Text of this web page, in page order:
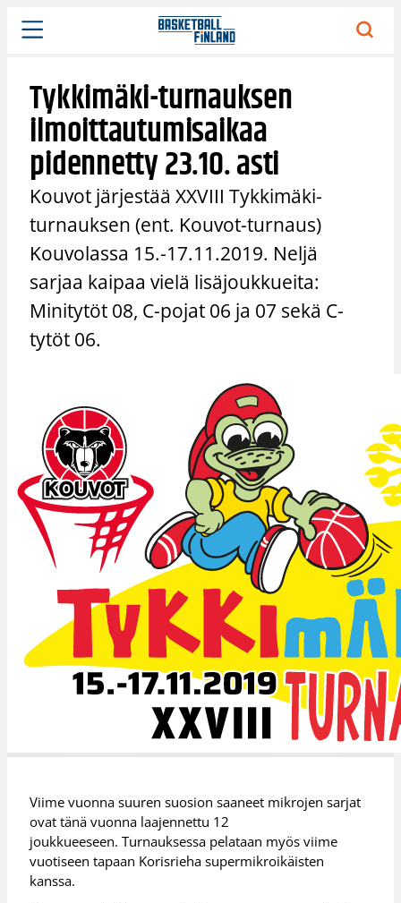
Siirry
sisältöön
Tykkimäki-turnauksen
ilmoittautumisaikaa
pidennetty 23.10. asti
Kouvot järjestää XXVIII Tykkimäki-
turnauksen (ent. Kouvot-turnaus)
Kouvolassa 15.-17.11.2019. Neljä
sarjaa kaipaa vielä lisäjoukkueita:
Minitytöt 08, C-pojat 06 ja 07 sekä C-
tytöt 06.
Viime vuonna suuren suosion saaneet mikrojen sarjat
ovat tänä vuonna laajennettu 12
joukkueeseen. Turnauksessa pelataan myös viime
vuotiseen tapaan Korisrieha supermikroikäisten
kanssa.